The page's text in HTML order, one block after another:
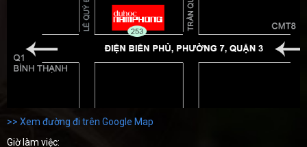
>> Xem đường đi trên Google Map
Giờ làm việc: